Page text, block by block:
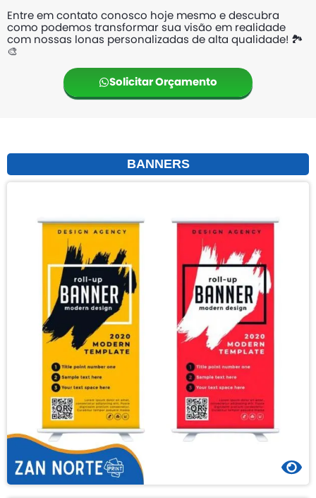
Entre em contato conosco hoje mesmo e descubra
como podemos transformar sua visão em realidade
com nossas lonas personalizadas de alta qualidade! 🏞️
🎨
Solicitar Orçamento
BANNERS